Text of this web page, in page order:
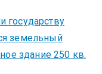
государству
земельный
здание 250 кв.